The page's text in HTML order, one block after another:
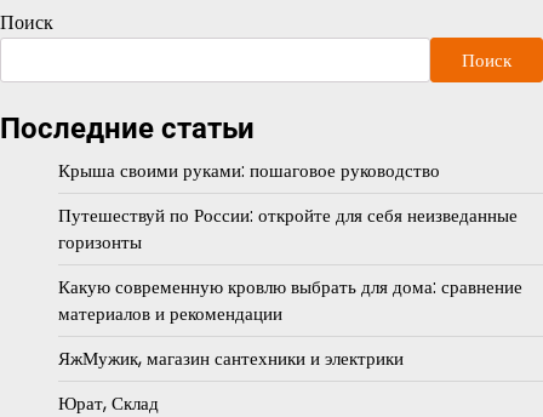
Поиск
Поиск
Последние статьи
Крыша своими руками: пошаговое руководство
Путешествуй по России: откройте для себя неизведанные
горизонты
Какую современную кровлю выбрать для дома: сравнение
материалов и рекомендации
ЯжМужик, магазин сантехники и электрики
Юрат, Склад